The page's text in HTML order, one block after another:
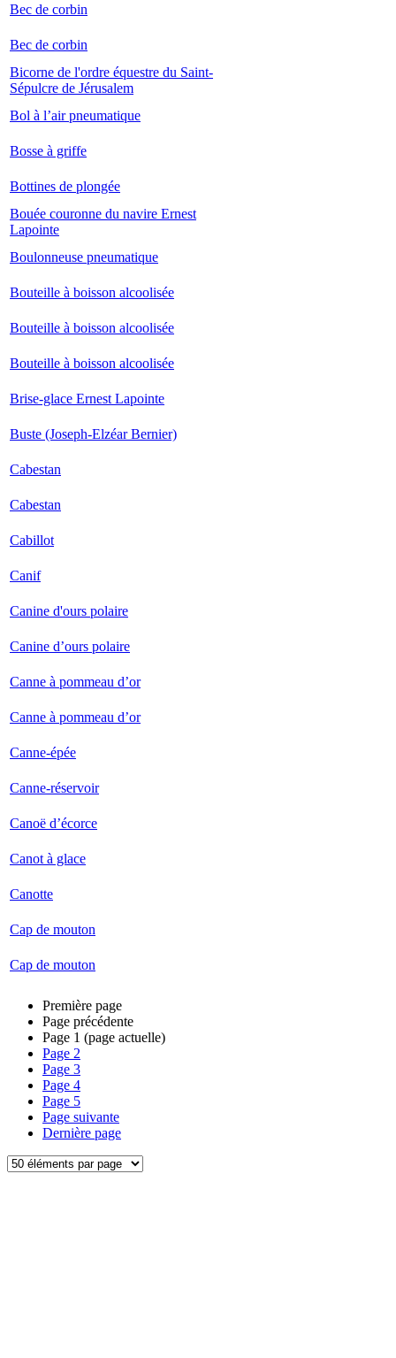
Bec de corbin
Bec de corbin
Bicorne de l'ordre équestre du Saint-
Sépulcre de Jérusalem
Bol à l’air pneumatique
Bosse à griffe
Bottines de plongée
Bouée couronne du navire Ernest
Lapointe
Boulonneuse pneumatique
Bouteille à boisson alcoolisée
Bouteille à boisson alcoolisée
Bouteille à boisson alcoolisée
Brise-glace Ernest Lapointe
Buste (Joseph-Elzéar Bernier)
Cabestan
Cabestan
Cabillot
Canif
Canine d'ours polaire
Canine d’ours polaire
Canne à pommeau d’or
Canne à pommeau d’or
Canne-épée
Canne-réservoir
Canoë d’écorce
Canot à glace
Canotte
Cap de mouton
Cap de mouton
Première page
Page précédente
Page 1 (page actuelle)
Page 2
Page 3
Page 4
Page 5
Page suivante
Dernière page